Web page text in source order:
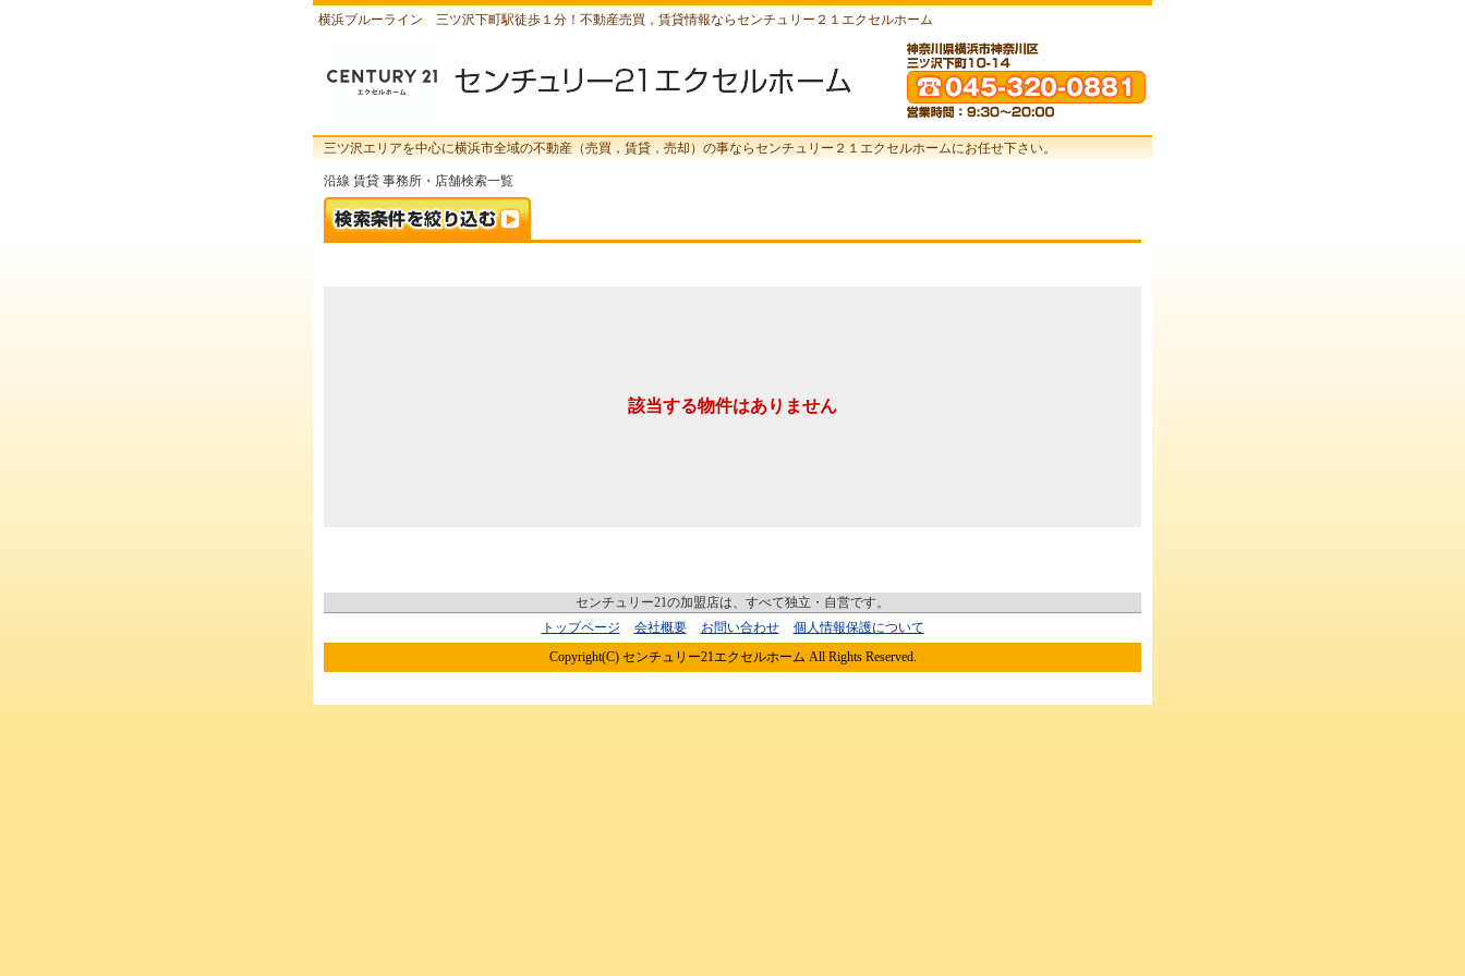
横浜ブルーライン 三ツ沢下町駅徒歩１分！不動産売買，賃貸情報ならセンチュリー２１エクセルホーム
三ツ沢エリアを中心に横浜市全域の不動産（売買，賃貸，売却）の事ならセンチュリー２１エクセルホームにお任せ下さい。
沿線 賃貸 事務所・店舗検索一覧
該当する物件はありません
センチュリー21の加盟店は、すべて独立・自営です。
トップページ
会社概要 お問い合わせ
個人情報保護について
Copyright(C) センチュリー21エクセルホーム All Rights Reserved.